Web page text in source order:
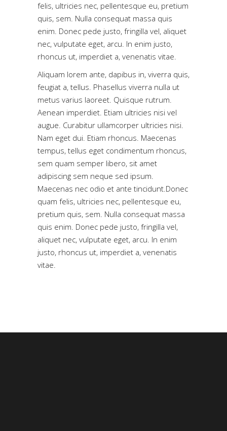
felis, ultricies nec, pellentesque eu, pretium
quis, sem. Nulla consequat massa quis
enim. Donec pede justo, fringilla vel, aliquet
nec, vulputate eget, arcu. In enim justo,
rhoncus ut, imperdiet a, venenatis vitae.
Aliquam lorem ante, dapibus in, viverra quis,
feugiat a, tellus. Phasellus viverra nulla ut
metus varius laoreet. Quisque rutrum.
Aenean imperdiet. Etiam ultricies nisi vel
augue. Curabitur ullamcorper ultricies nisi.
Nam eget dui. Etiam rhoncus. Maecenas
tempus, tellus eget condimentum rhoncus,
sem quam semper libero, sit amet
adipiscing sem neque sed ipsum.
Maecenas nec odio et ante tincidunt.Donec
quam felis, ultricies nec, pellentesque eu,
pretium quis, sem. Nulla consequat massa
quis enim. Donec pede justo, fringilla vel,
aliquet nec, vulputate eget, arcu. In enim
justo, rhoncus ut, imperdiet a, venenatis
vitae.